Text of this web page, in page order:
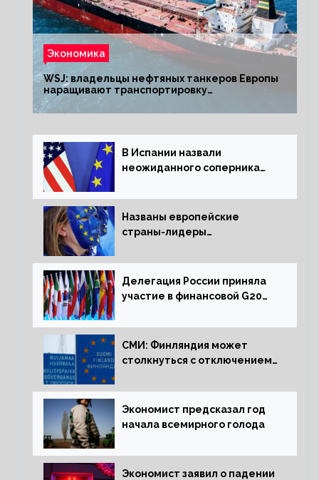
Экономика
WSJ: владельцы нефтяных танкеров Европы
наращивают транспортировку
из РФ до санкций
В Испании назвали
неожиданного соперника
Названы европейские
страны-лидеры
активов
Делегация России приняла
участие в финансовой G20
СМИ: Финляндия может
столкнуться с отключением
Экономист предсказал год
начала всемирного голода
Экономист заявил о падении